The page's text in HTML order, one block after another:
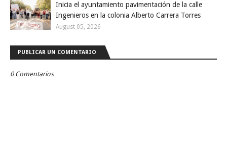
Inicia el ayuntamiento pavimentación de la calle
Ingenieros en la colonia Alberto Carrera Torres
August 05, 2026
PUBLICAR UN COMENTARIO
0 Comentarios